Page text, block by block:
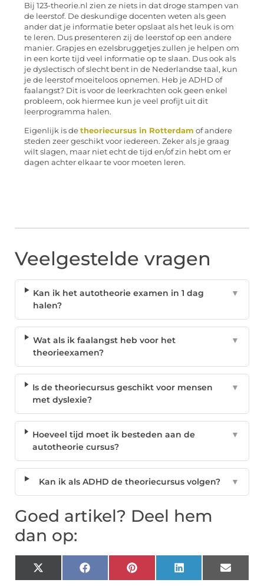
Bij 123-theorie.nl zien ze niets in dat droge stampen van
de leerstof. De deskundige docenten weten als geen
ander dat je informatie beter opslaat als het leuk is om
te leren. Dus presenteren zij de leerstof op een andere
manier. Grapjes en ezelsbruggetjes zullen je helpen om
in een korte tijd veel informatie op te slaan. Dus ook als
je dyslectisch of slecht bent in de Nederlandse taal, kun
je de leerstof moeiteloos opnemen. Heb je ADHD of
faalangst? Dit is voor de leerkrachten ook geen enkel
probleem, ook hiermee kun je veel profijt uit dit
leerprogramma halen.
Eigenlijk is de theoriecursus in Rotterdam of andere
steden zeer geschikt voor iedereen. Zeker als je graag
wilt slagen, maar niet echt de tijd en/of zin hebt om er
dagen achter elkaar te voor moeten leren.
Veelgestelde vragen
Kan ik het autotheorie examen in 1 dag
halen?
▼
Wat als ik faalangst heb voor het
theorieexamen?
▼
Is de theoriecursus geschikt voor mensen
met dyslexie?
▼
Hoeveel tijd moet ik besteden aan de
autotheorie cursus?
▼
Kan ik als ADHD de theoriecursus volgen? ▼
Goed artikel? Deel hem
dan op:
X
(Twitter)
Facebook Pinterest LinkedIn Email